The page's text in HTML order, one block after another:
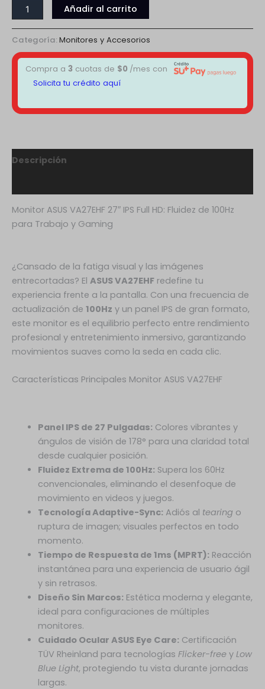
Añadir al carrito
Categoría: Monitores y Accesorios
Compra a3 cuotas de $0 /mes con
Solicita tu crédito aquí
Descripción
Monitor ASUS VA27EHF 27″ IPS Full HD: Fluidez de 100Hz
para Trabajo y Gaming
¿Cansado de la fatiga visual y las imágenes
entrecortadas? El ASUS VA27EHF redefine tu
experiencia frente a la pantalla. Con una frecuencia de
actualización de 100Hz y un panel IPS de gran formato,
este monitor es el equilibrio perfecto entre rendimiento
profesional y entretenimiento inmersivo, garantizando
movimientos suaves como la seda en cada clic.
Características Principales Monitor ASUS VA27EHF
Panel IPS de 27 Pulgadas: Colores vibrantes y
ángulos de visión de 178° para una claridad total
desde cualquier posición.
Fluidez Extrema de 100Hz: Supera los 60Hz
convencionales, eliminando el desenfoque de
movimiento en videos y juegos.
Tecnología Adaptive-Sync: Adiós al tearing o
ruptura de imagen; visuales perfectos en todo
momento.
Tiempo de Respuesta de 1ms (MPRT): Reacción
instantánea para una experiencia de usuario ágil
y sin retrasos.
Diseño Sin Marcos: Estética moderna y elegante,
ideal para configuraciones de múltiples
monitores.
Cuidado Ocular ASUS Eye Care: Certificación
TÜV Rheinland para tecnologías Flicker-freey Low
Blue Light, protegiendo tu vista durante jornadas
largas.